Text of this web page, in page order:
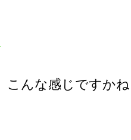
こんな感じですかね